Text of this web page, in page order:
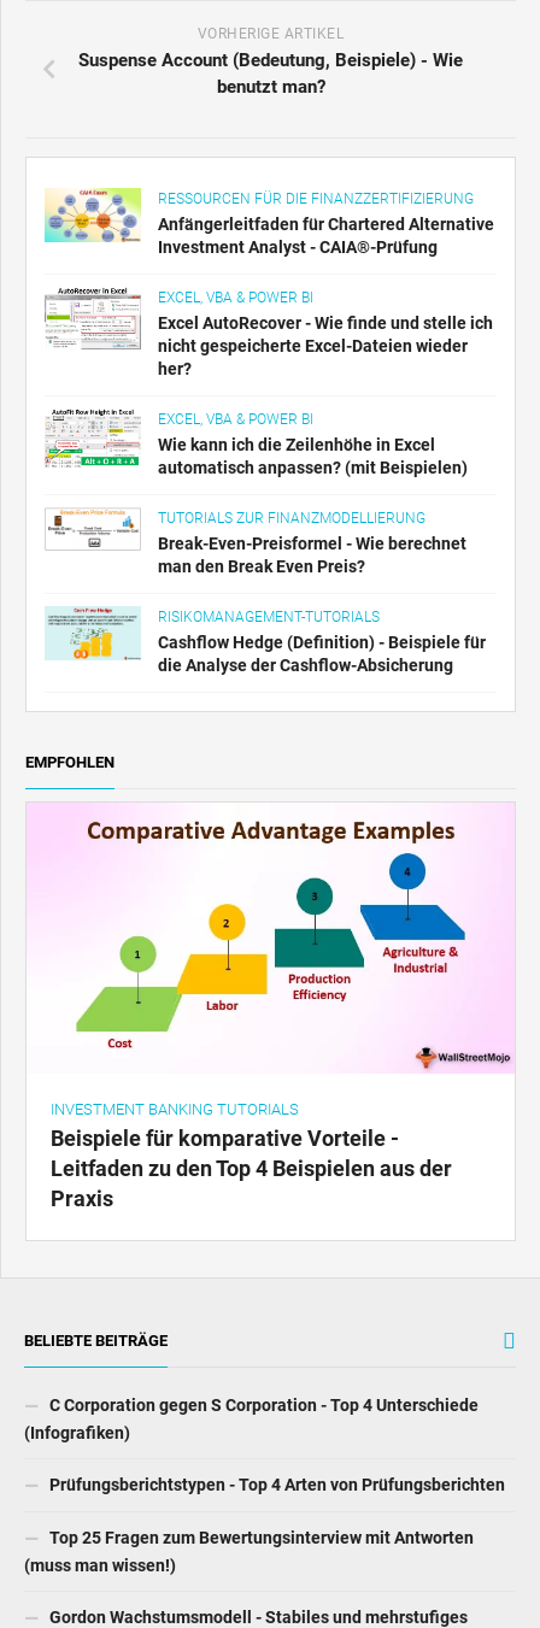
VORHERIGE ARTIKEL
Suspense Account (Bedeutung, Beispiele) - Wie
benutzt man?
RESSOURCEN FÜR DIE FINANZZERTIFIZIERUNG
Anfängerleitfaden für Chartered Alternative
Investment Analyst - CAIA®-Prüfung
EXCEL, VBA & POWER BI
Excel AutoRecover - Wie finde und stelle ich
nicht gespeicherte Excel-Dateien wieder
her?
EXCEL, VBA & POWER BI
Wie kann ich die Zeilenhöhe in Excel
automatisch anpassen? (mit Beispielen)
TUTORIALS ZUR FINANZMODELLIERUNG
Break-Even-Preisformel - Wie berechnet
man den Break Even Preis?
RISIKOMANAGEMENT-TUTORIALS
Cashflow Hedge (Definition) - Beispiele für
die Analyse der Cashflow-Absicherung
EMPFOHLEN
INVESTMENT BANKING TUTORIALS
Beispiele für komparative Vorteile -
Leitfaden zu den Top 4 Beispielen aus der
Praxis
BELIEBTE BEITRÄGE
C Corporation gegen S Corporation - Top 4 Unterschiede
(Infografiken)
Prüfungsberichtstypen - Top 4 Arten von Prüfungsberichten
Top 25 Fragen zum Bewertungsinterview mit Antworten
(muss man wissen!)
Gordon Wachstumsmodell - Stabiles und mehrstufiges